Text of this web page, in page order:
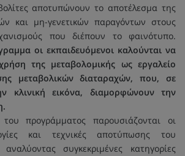
αποτυπώνουν το αποτέλεσμα της
και μη-γενετικών παραγόντων στους
που διέπουν το φαινότυπο.
οι εκπαιδευόμενοι καλούνται να
της μεταβολομικής ως εργαλείο
μεταβολικών διαταραχών, που, σε
κλινική εικόνα, διαμορφώνουν την
προγράμματος παρουσιάζονται οι
και τεχνικές αποτύπωσης του
αναλύοντας συγκεκριμένες κατηγορίες